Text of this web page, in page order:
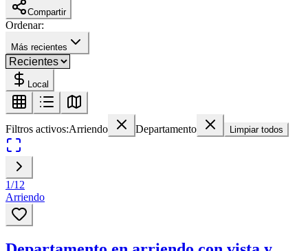
Compartir
Ordenar:
Más recientes
Local
Filtros activos:Arriendo Departamento Limpiar todos
1/12
Arriendo